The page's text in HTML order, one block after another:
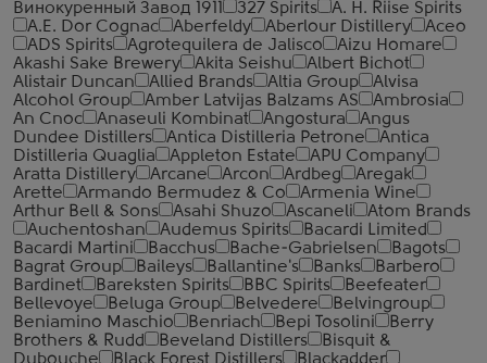
Винокуренный Завод 1911
327 Spirits
A. H. Riise Spirits
A.E. Dor Cognac
Aberfeldy Aberlour Distillery
Aceo
ADS Spirits
Agrotequilera de Jalisco
Aizu Homare
Akashi Sake Brewery
Akita Seishu
Albert Bichot
Alistair Duncan
Allied Brands Altia Group
Alvisa
Alcohol Group
Amber Latvijas Balzams AS
Ambrosia
An Cnoc
Anaseuli Kombinat Angostura
Angus
Dundee Distillers
Antica Distilleria Petrone
Antica
Distilleria Quaglia
Appleton Estate
APU Company
Aratta Distillery
Arcane Arcon Ardbeg
Aregak
Arette
Armando Bermudez & Co
Armenia Wine
Arthur Bell & Sons
Asahi Shuzo Ascaneli
Atom Brands
Auchentoshan
Audemus Spirits
Bacardi Limited
Bacardi Martini
Bacchus Bache-Gabrielsen
Bagots
Bagrat Group
Baileys Ballantine's Banks
Barbero
Bardinet
Bareksten Spirits BBC Spirits
Beefeater
Bellevoye
Beluga Group Belvedere
Belvingroup
Beniamino Maschio
Benriach Bepi Tosolini
Berry
Brothers & Rudd
Beveland Distillers
Bisquit &